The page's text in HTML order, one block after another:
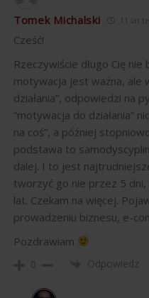
Tomek Michalski 11 lat
Cześć!
Rzeczywiście długo Cię nie
motywacja jest ważna, ale
działania”, odpowiedzi na
“motywacja do działania”
na coś”, a później
podstawa to
dalej. I to jest
tworzyć go nie przez 5
lat. Czekam na więcej.
prowadzeniu biznesu, e-
Pozdrawiam
0 Odpowiedz